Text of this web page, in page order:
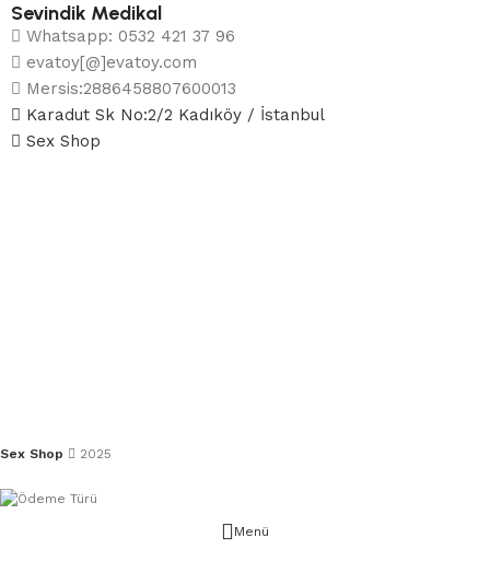
Sevindik Medikal
Whatsapp: 0532 421 37 96
evatoy[@]evatoy.com
Mersis:2886458807600013
Karadut Sk No:2/2 Kadıköy / İstanbul
Sex Shop
Sex Shop 2025
Menü